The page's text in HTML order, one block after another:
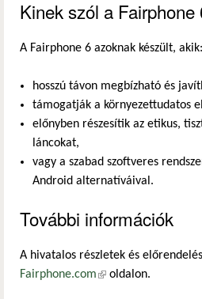
Kinek szól a Fairphone
A Fairphone 6 azoknak készült, akik:
hosszú távon megbízható és
támogatják a környezettudatos
előnyben részesítik az etikus,
láncokat,
vagy a szabad szoftveres
Android alternatíváival.
További információk
A hivatalos részletek és
Fairphone.com(külső hivatkozás)
oldalon.